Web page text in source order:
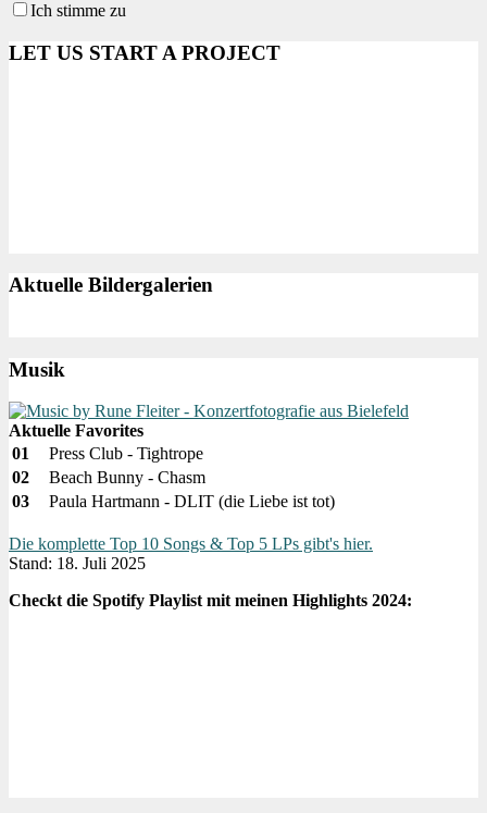
Ich stimme zu
LET US START A PROJECT
Aktuelle Bildergalerien
Musik
Aktuelle Favorites
01
Press Club - Tightrope
02
Beach Bunny - Chasm
03
Paula Hartmann - DLIT (die Liebe ist tot)
Die komplette Top 10 Songs & Top 5 LPs gibt's hier.
Stand: 18. Juli 2025
Checkt die Spotify Playlist mit meinen Highlights 2024: